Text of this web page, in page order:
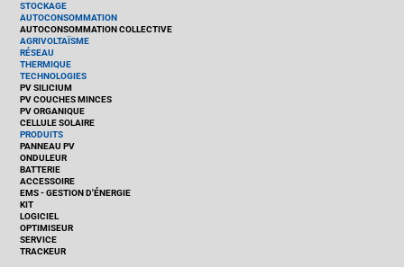
STOCKAGE
AUTOCONSOMMATION
AUTOCONSOMMATION COLLECTIVE
AGRIVOLTAÏSME
RÉSEAU
THERMIQUE
TECHNOLOGIES
PV SILICIUM
PV COUCHES MINCES
PV ORGANIQUE
CELLULE SOLAIRE
PRODUITS
PANNEAU PV
ONDULEUR
BATTERIE
ACCESSOIRE
EMS - GESTION D'ÉNERGIE
KIT
LOGICIEL
OPTIMISEUR
SERVICE
TRACKEUR